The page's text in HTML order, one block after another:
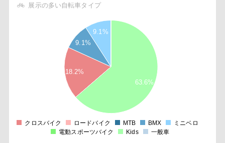
展示の多い自転車タイプ
18.2%
9.1%
9.1%
63.6%
クロスバイク ロードバイク MTB BMX
ミニベロ
電動スポーツバイク
Kids 一般車